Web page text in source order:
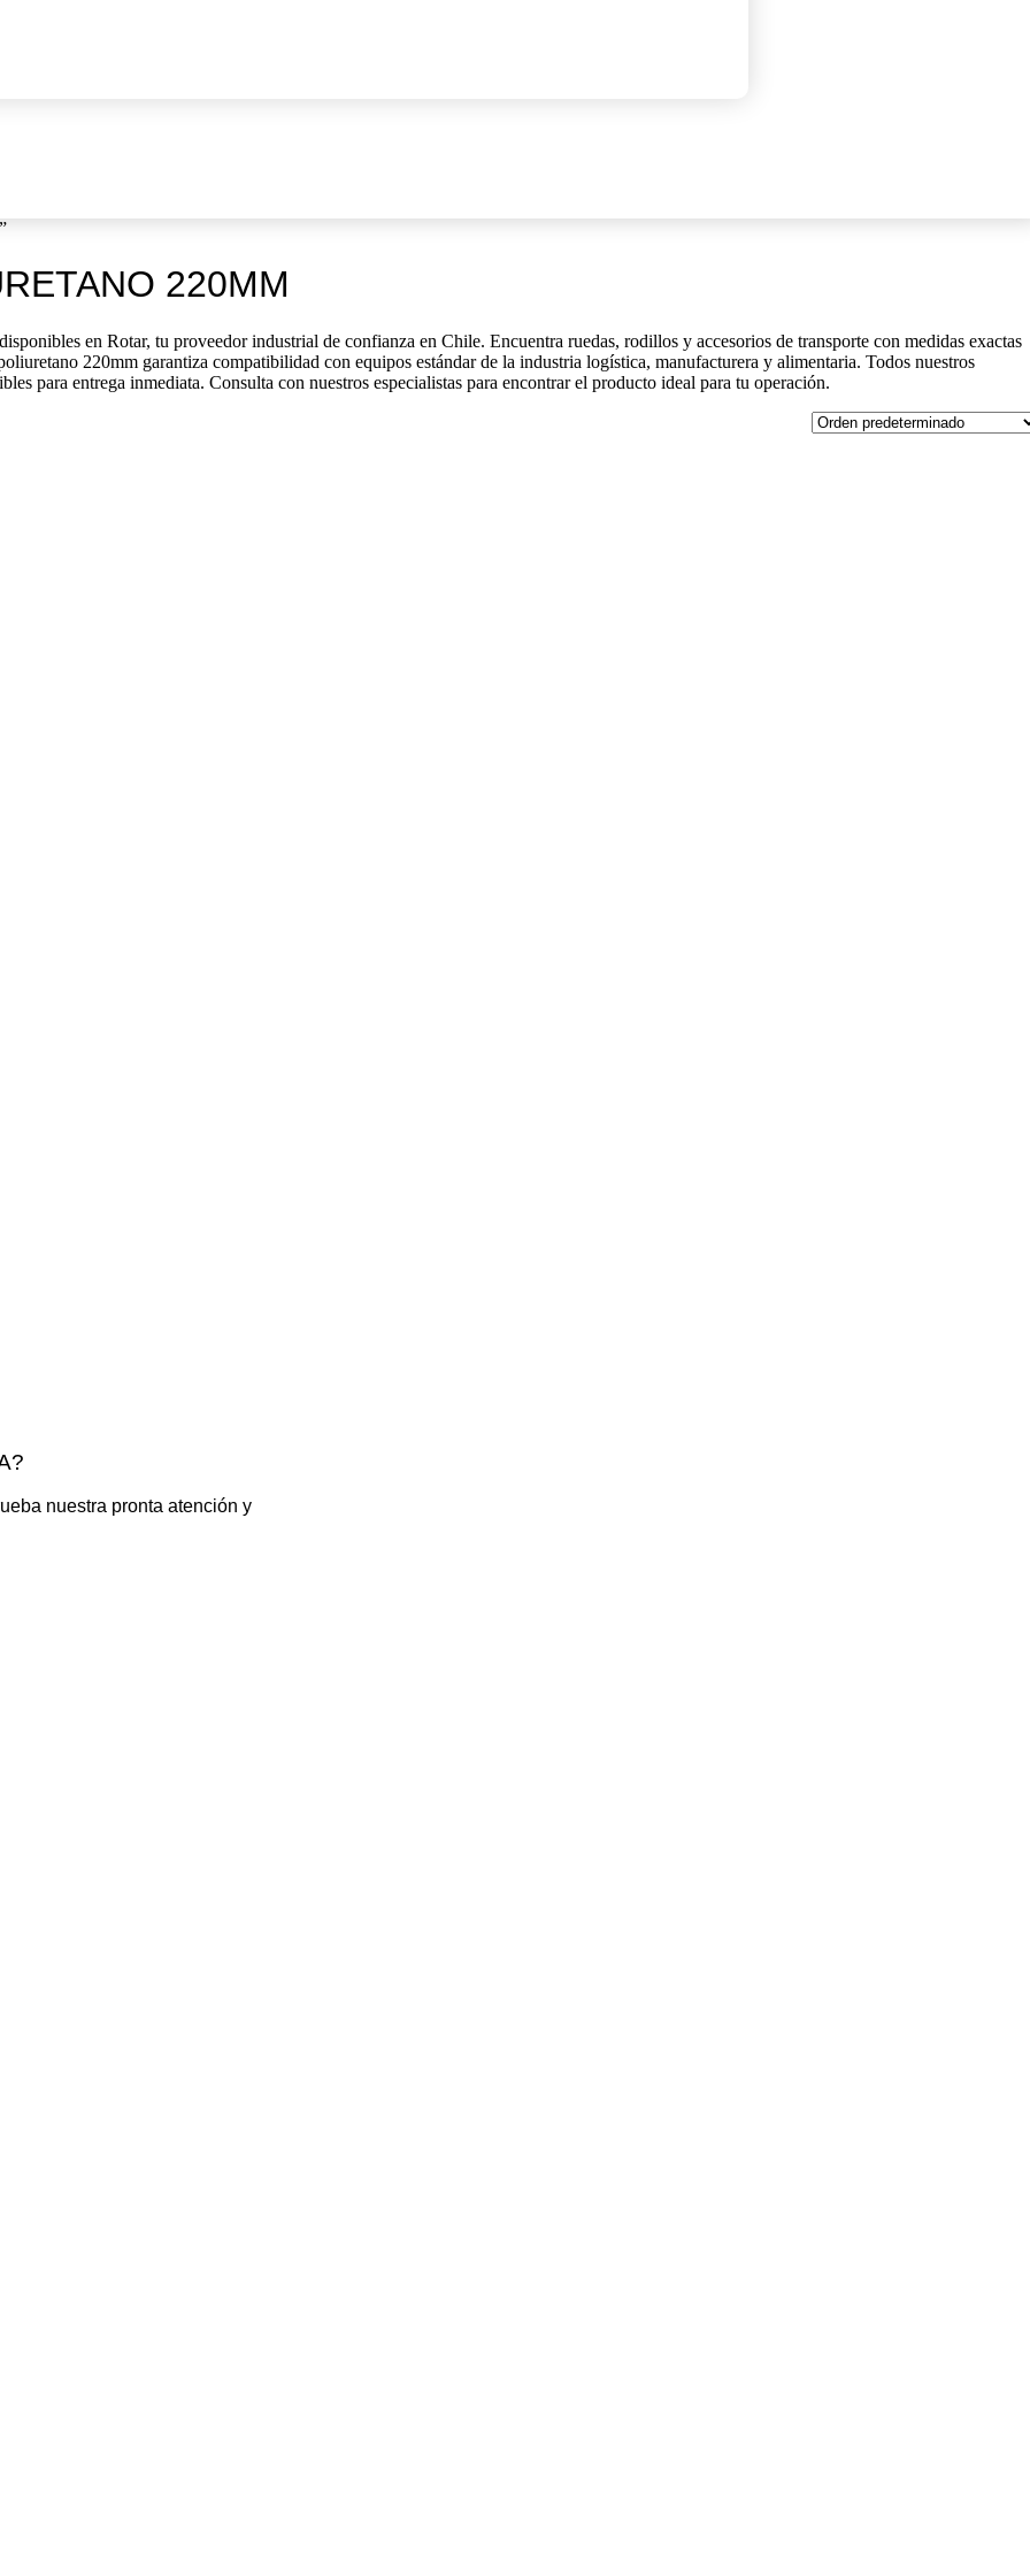
220MM
en Rotar, tu proveedor industrial de confianza en Chile. Encuentra ruedas, rodillos y accesorios de transporte con medidas exactas
220mm garantiza compatibilidad con equipos estándar de la industria logística, manufacturera y alimentaria. Todos nuestros
para entrega inmediata. Consulta con nuestros especialistas para encontrar el producto ideal para tu operación.
nuestra pronta atención y